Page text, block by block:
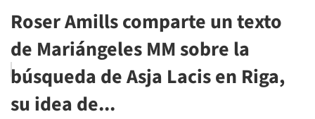
Roser Amills comparte un texto
de Mariángeles MM sobre la
búsqueda de Asja Lacis en Riga,
su idea de...